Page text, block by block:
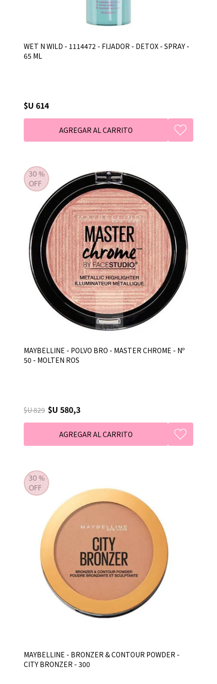
WET N WILD - 1114472 - FIJADOR - DETOX - SPRAY -
65 ML
$U 614
MAYBELLINE - POLVO BRO - MASTER CHROME - Nº
50 - MOLTEN ROS
$U 829 $U 580,3
MAYBELLINE - BRONZER & CONTOUR POWDER -
CITY BRONZER - 300